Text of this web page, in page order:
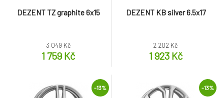
DEZENT TZ graphite 6x15
3 049 Kč
1 759 Kč
DEZENT KB silver 6.5x17
2 202 Kč
1 923 Kč
-13% -13%